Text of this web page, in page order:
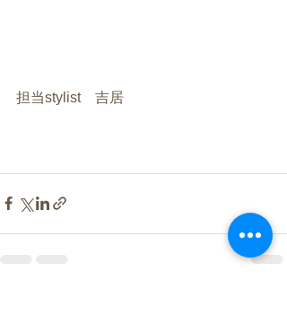
担当stylist　吉居